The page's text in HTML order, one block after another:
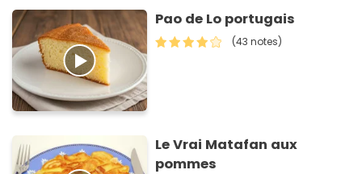
Pao de Lo portugais
(43 notes)
Le Vrai Matafan aux
pommes